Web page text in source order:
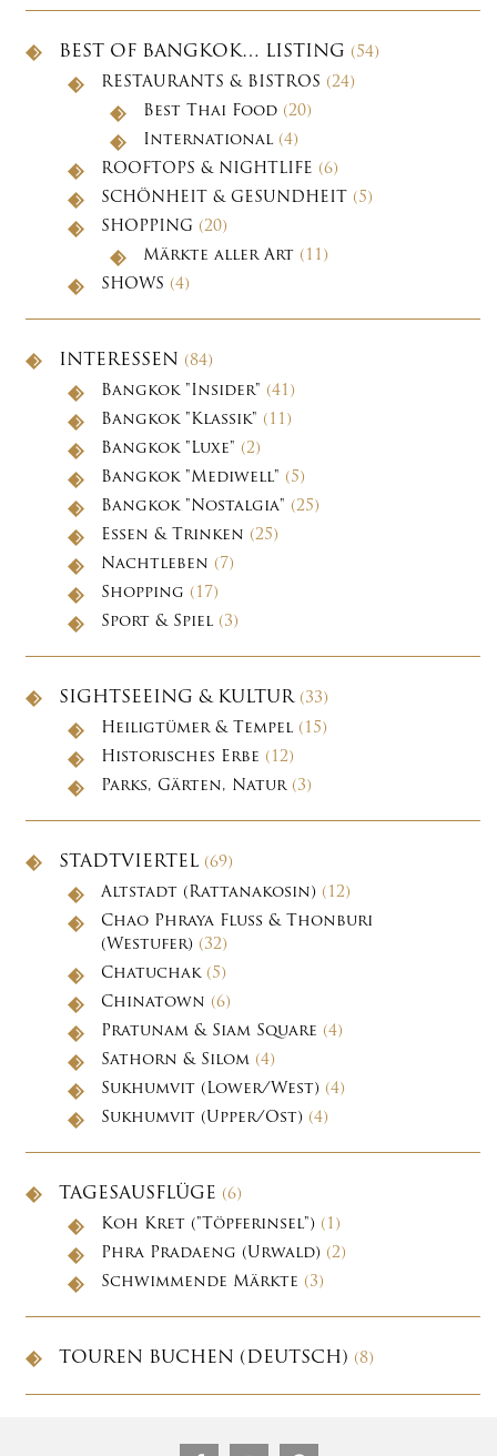
BEST OF BANGKOK… LISTING (54)
RESTAURANTS & BISTROS (24)
Best Thai Food (20)
International (4)
ROOFTOPS & NIGHTLIFE (6)
SCHÖNHEIT & GESUNDHEIT (5)
SHOPPING (20)
Märkte aller Art (11)
SHOWS (4)
INTERESSEN (84)
Bangkok "Insider" (41)
Bangkok "Klassik" (11)
Bangkok "Luxe" (2)
Bangkok "Mediwell" (5)
Bangkok "Nostalgia" (25)
Essen & Trinken (25)
Nachtleben (7)
Shopping (17)
Sport & Spiel (3)
SIGHTSEEING & KULTUR(33)
Heiligtümer & Tempel (15)
Historisches Erbe (12)
Parks, Gärten, Natur(3)
STADTVIERTEL (69)
Altstadt (Rattanakosin) (12)
Chao Phraya Fluss & Thonburi
(Westufer) (32)
Chatuchak(5)
Chinatown (6)
Pratunam & Siam Square (4)
Sathorn & Silom (4)
Sukhumvit (Lower/West) (4)
Sukhumvit (Upper/Ost) (4)
TAGESAUSFLÜGE (6)
Koh Kret ("Töpferinsel") (1)
Phra Pradaeng (Urwald) (2)
Schwimmende Märkte (3)
TOUREN BUCHEN (DEUTSCH) (8)